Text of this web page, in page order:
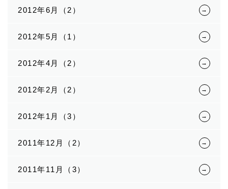
2012年6月（2）
2012年5月（1）
2012年4月（2）
2012年2月（2）
2012年1月（3）
2011年12月（2）
2011年11月（3）